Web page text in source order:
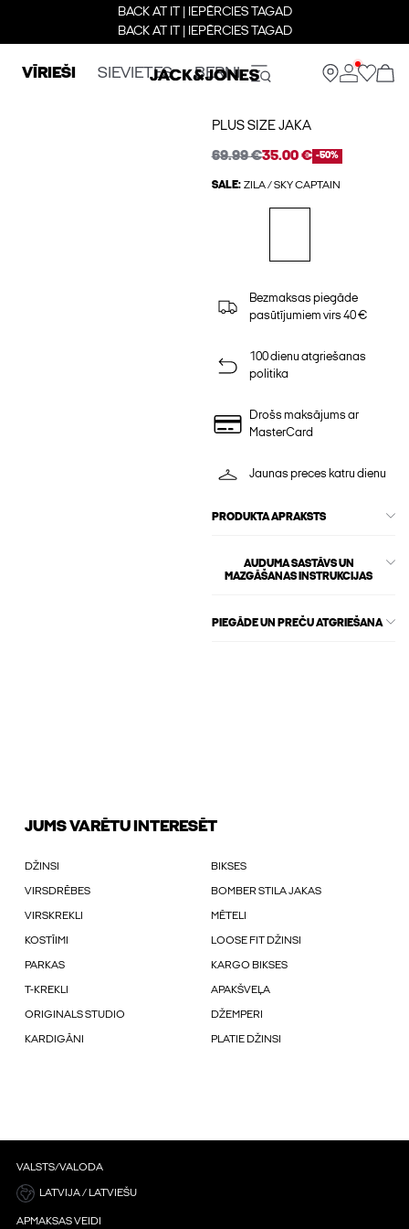
BACK AT IT | IEPĒRCIES TAGAD
BACK AT IT | IEPĒRCIES TAGAD
VĪRIEŠI SIEVIETES BERNI
PLUS SIZE JAKA
69.99 €35.00 € -50%
SALE: ZILA / SKY CAPTAIN
Bezmaksas piegāde
pasūtījumiem virs 40 €
100 dienu atgriešanas
politika
Drošs maksājums ar
MasterCard
Jaunas preces katru dienu
PRODUKTA APRAKSTS
AUDUMA SASTĀVS UN
MAZGĀŠANAS INSTRUKCIJAS
PIEGĀDE UN PREČU ATGRIEŠANA
JUMS VARĒTU INTERESĒT
DŽINSI BIKSES
VIRSDRĒBES BOMBER STILA JAKAS
VIRSKREKLI MĒTELI
KOSTĪIMI LOOSE FIT DŽINSI
PARKAS KARGO BIKSES
T-KREKLI APAKŠVEĻA
ORIGINALS STUDIO DŽEMPERI
KARDIGĀNI PLATIE DŽINSI
VALSTS/VALODA
LATVIJA / LATVIEŠU
APMAKSAS VEIDI